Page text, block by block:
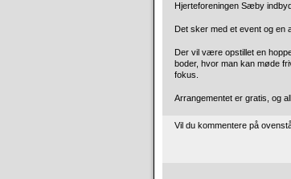
Hjerteforeningen Sæby
Det sker med et event og en
Der vil være opstillet en
boder, hvor man kan møde
fokus.
Arrangementet er gratis, og
Vil du kommentere på